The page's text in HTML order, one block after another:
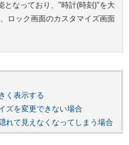
となっており、"時計(時刻)"を大
ロック画面のカスタマイズ画面
く表示する
ズを変更できない場合
れて見えなくなってしまう場合